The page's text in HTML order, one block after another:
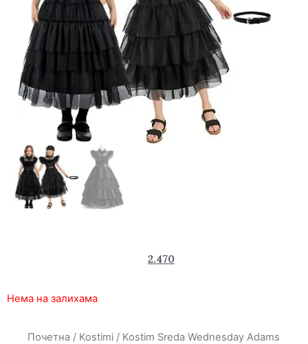
2.470
Нема на залихама
Почетна / Kostimi / Kostim Sreda Wednesday Adams